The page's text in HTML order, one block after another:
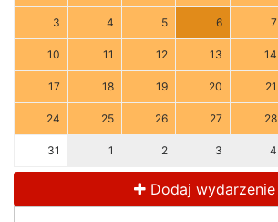
3 4 5 6 7
10 11 12 13 14
17 18 19 20 21
24 25 26 27 28
31 1 2 3 4
Dodaj wydarzenie